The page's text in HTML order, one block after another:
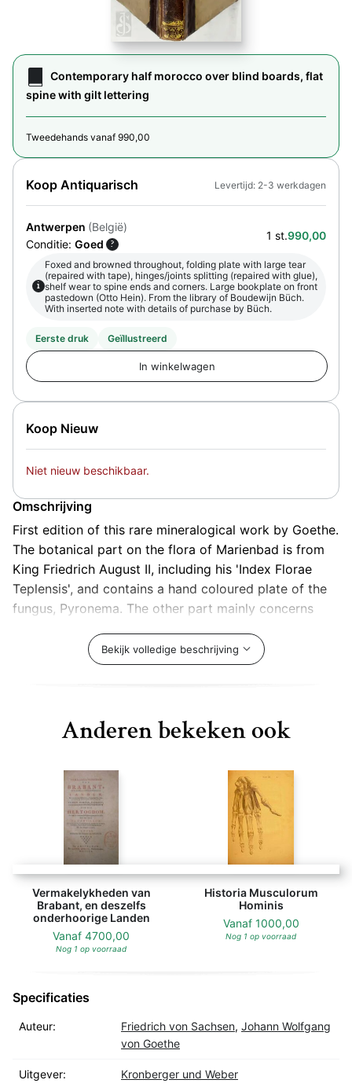
Contemporary half morocco over blind boards, flat
spine with gilt lettering
Tweedehands vanaf 990,00
Koop Antiquarisch
Antwerpen (België)
Conditie: Goed ?
1 st.990,00
i
Foxed and browned throughout, folding plate with large tear
(repaired with tape), hinges/joints splitting (repaired with glue),
shelf wear to spine ends and corners. Large bookplate on front
pastedown (Otto Hein). From the library of Boudewijn Büch.
With inserted note with details of purchase by Büch.
Eerste druk Geïllustreerd
Levertijd: 2-3 werkdagen
Koop Nieuw
Niet nieuw beschikbaar.
Omschrijving
First edition of this rare mineralogical work by Goethe.
The botanical part on the flora of Marienbad is from
King Friedrich August II, including his 'Index Florae
Teplensis', and contains a hand coloured plate of the
fungus, Pyronema. The other part mainly concerns
meteorological and chemical contents of these
famous spa waters, including a folded table with 13
Bekijk volledige beschrijving
Anderen bekeken ook
Vermakelykheden van
Brabant, en deszelfs
onderhoorige Landen
Vanaf 4700,00
Nog 1 op voorraad
Historia Musculorum
Hominis
Vanaf 1000,00
Nog 1 op voorraad
Specificaties
Auteur: Friedrich von Sachsen, Johann Wolfgang
von Goethe
Uitgever: Kronberger und Weber